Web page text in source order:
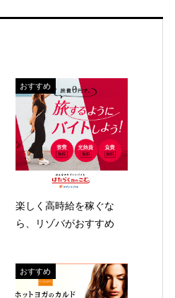
おすすめ
楽しく高時給を稼ぐな
ら、リゾバがおすすめ
おすすめ